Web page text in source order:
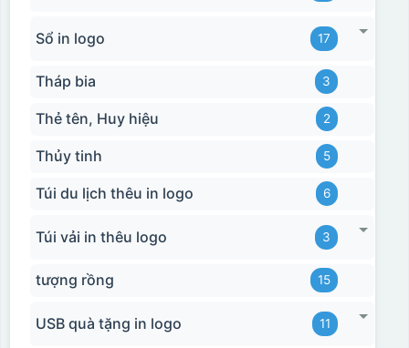
Sổ in logo 17
Tháp bia 3
Thẻ tên, Huy hiệu 2
Thủy tinh 5
Túi du lịch thêu in logo 6
Túi vải in thêu logo 3
tượng rồng 15
USB quà tặng in logo 11